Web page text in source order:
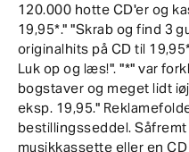
120.000 hotte CD'er og
19,95*." "Skrab og find 3
originalhits på CD til
Luk op og læs!". "*" var
bogstaver og meget lidt
eksp. 19,95."
bestillingsseddel.
musikkassette eller en